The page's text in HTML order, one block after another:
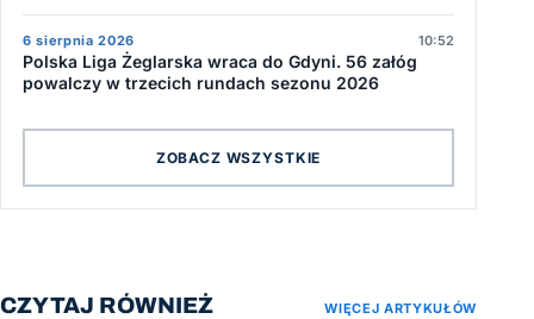
6 sierpnia 2026 10:52
Polska Liga Żeglarska wraca do Gdyni. 56 załóg
powalczy w trzecich rundach sezonu 2026
ZOBACZ WSZYSTKIE
CZYTAJ RÓWNIEŻ WIĘCEJ ARTYKUŁÓW